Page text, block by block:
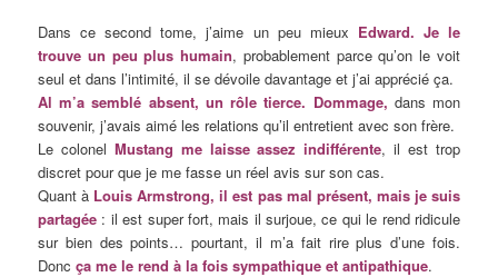
Dans ce second tome, j’aime un peu mieux Edward. Je le
trouve un peu plus humain, probablement parce qu’on le voit
seul et dans l’intimité, il se dévoile davantage et j’ai apprécié ça.
Al m’a semblé absent, un rôle tierce. Dommage, dans mon
souvenir, j’avais aimé les relations qu’il entretient avec son frère.
Le colonel Mustang me laisse assez indifférente, il est trop
discret pour que je me fasse un réel avis sur son cas.
Quant à Louis Armstrong, il est pas mal présent, mais je suis
partagée : il est super fort, mais il surjoue, ce qui le rend ridicule
sur bien des points… pourtant, il m’a fait rire plus d’une fois.
Doncça me le rend à la fois sympathique et antipathique.